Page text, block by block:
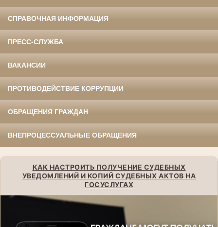
СПРАВОЧНАЯ ИНФОРМАЦИЯ
ПРЕСС-СЛУЖБА
ВАКАНСИИ
ПРОТИВОДЕЙСТВИЕ КОРРУПЦИИ
ОБРАЩЕНИЯ ГРАЖДАН
ВНЕПРОЦЕССУАЛЬНЫЕ ОБРАЩЕНИЯ
КАК НАСТРОИТЬ ПОЛУЧЕНИЕ СУДЕБНЫХ
УВЕДОМЛЕНИЙ И КОПИЙ СУДЕБНЫХ АКТОВ НА
ГОСУСЛУГАХ